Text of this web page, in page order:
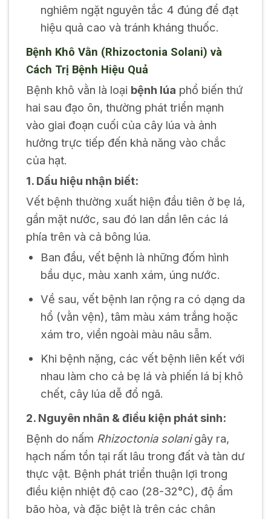
nghiêm ngặt nguyên tắc 4 đúng để đạt
hiệu quả cao và tránh kháng thuốc.
Bệnh Khô Vằn (Rhizoctonia Solani) và
Cách Trị Bệnh Hiệu Quả
Bệnh khô vằn là loại bệnh lúa phổ biến thứ
hai sau đạo ôn, thường phát triển mạnh
vào giai đoạn cuối của cây lúa và ảnh
hưởng trực tiếp đến khả năng vào chắc
của hạt.
1. Dấu hiệu nhận biết:
Vết bệnh thường xuất hiện đầu tiên ở bẹ lá,
gần mặt nước, sau đó lan dần lên các lá
phía trên và cả bông lúa.
Ban đầu, vết bệnh là những đốm hình
bầu dục, màu xanh xám, úng nước.
Về sau, vết bệnh lan rộng ra có dạng da
hổ (vằn vện), tâm màu xám trắng hoặc
xám tro, viền ngoài màu nâu sẫm.
Khi bệnh nặng, các vết bệnh liên kết với
nhau làm cho cả bẹ lá và phiến lá bị khô
chết, cây lúa dễ đổ ngã.
2. Nguyên nhân & điều kiện phát sinh:
Bệnh do nấm Rhizoctonia solanigây ra,
hạch nấm tồn tại rất lâu trong đất và tàn dư
thực vật. Bệnh phát triển thuận lợi trong
điều kiện nhiệt độ cao (28-32°C), độ ẩm
bão hòa, và đặc biệt là trên các chân